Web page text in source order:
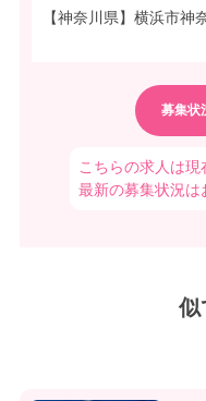
【神奈川県】横浜市神
こちらの求人は現
最新の募集状況は
似